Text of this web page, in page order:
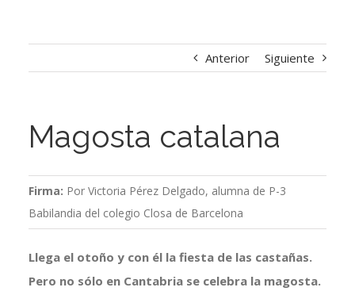
Anterior Siguiente
Magosta catalana
Firma: Por Victoria Pérez Delgado, alumna de P-3
Babilandia del colegio Closa de Barcelona
Llega el otoño y con él la fiesta de las castañas.
Pero no sólo en Cantabria se celebra la magosta.